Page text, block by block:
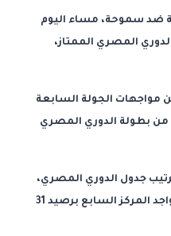
ضد سموحة، مساء اليوم
المصري الممتاز،
مواجهات الجولة السابعة
من بطولة الدوري المصري
جدول الدوري المصري،
برصيد 51 نقطة، بينما سموحة يتواجد المركز السابع برصيد 31